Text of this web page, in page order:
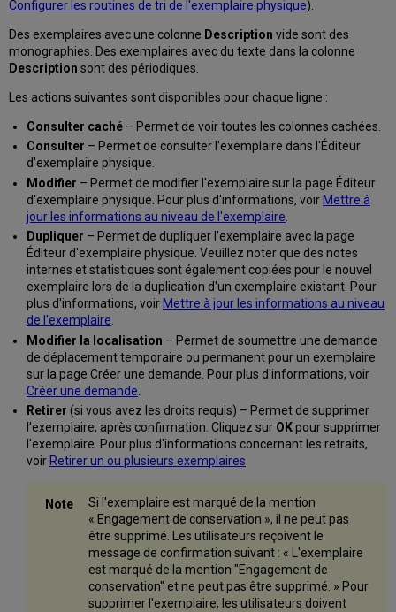
Configurer les routines de tri de l'exemplaire physique).
Des exemplaires avec une colonne Description vide sont des
monographies. Des exemplaires avec du texte dans la colonne
Description sont des périodiques.
Les actions suivantes sont disponibles pour chaque ligne :
Consulter caché– Permet de voir toutes les colonnes cachées.
Consulter – Permet de consulter l'exemplaire dans l'Éditeur
d'exemplaire physique.
Modifier – Permet de modifier l'exemplaire sur la page Éditeur
d'exemplaire physique. Pour plus d'informations, voir Mettre à
jour les informations au niveau de l'exemplaire
Dupliquer – Permet de dupliquer l'exemplaire avec la page
Éditeur d'exemplaire physique. Veuillez noter que des notes
internes et statistiques sont également copiées pour le nouvel
exemplaire lors de la duplication d'un exemplaire existant. Pour
plus d'informations, voir Mettre à jour les informations au niveau
de l'exemplaire.
Modifier la localisation – Permet de soumettre une demande
de déplacement temporaire ou permanent pour un exemplaire
sur la page Créer une demande. Pour plus d'informations, voir
Créer une demande
Retirer (si vous avez les droits requis) – Permet de supprimer
l'exemplaire, après confirmation. Cliquez sur OKpour supprimer
l'exemplaire. Pour plus d'informations concernant les retraits,
voir Retirer un ou plusieurs exemplaires.
Si l'exemplaire est marqué de la mention
« Engagement de conservation », il ne peut pas
être supprimé. Les utilisateurs reçoivent le
message de confirmation suivant : « L'exemplaire
est marqué de la mention "Engagement de
conservation" et ne peut pas être supprimé. » Pour
supprimer l'exemplaire, les utilisateurs doivent